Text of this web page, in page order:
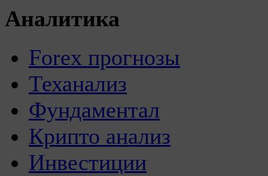
Аналитика
Forex прогнозы
Теханализ
Фундаментал
Крипто анализ
Инвестиции